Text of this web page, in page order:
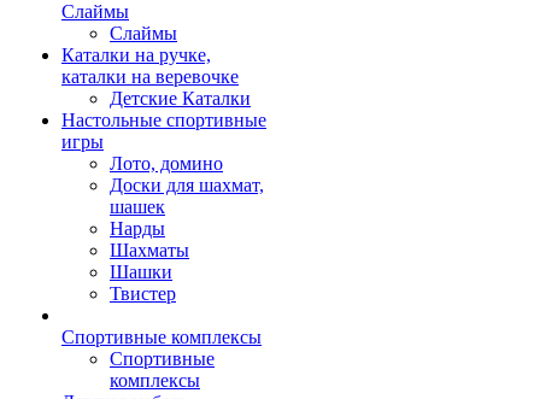
Слаймы
Слаймы
Каталки на ручке,
каталки на веревочке
Детские Каталки
Настольные спортивные
игры
Лото, домино
Доски для шахмат,
шашек
Нарды
Шахматы
Шашки
Твистер
Спортивные комплексы
Спортивные
комплексы